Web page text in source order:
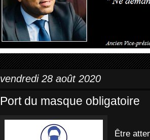
vendredi 28 août 2020
Port du masque obligatoire
Être